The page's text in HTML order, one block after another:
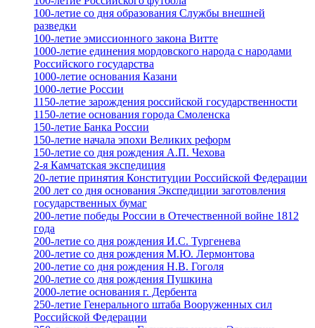
100-летие со дня образования Службы внешней
разведки
100-летие эмиссионного закона Витте
1000-летие единения мордовского народа с народами
Российского государства
1000-летие основания Казани
1000-летие России
1150-летие зарождения российской государственности
1150-летие основания города Смоленска
150-летие Банка России
150-летие начала эпохи Великих реформ
150-летие со дня рождения А.П. Чехова
2-я Камчатская экспедиция
20-летие принятия Конституции Российской Федерации
200 лет со дня основания Экспедиции заготовления
государственных бумаг
200-летие победы России в Отечественной войне 1812
года
200-летие со дня рождения И.С. Тургенева
200-летие со дня рождения М.Ю. Лермонтова
200-летие со дня рождения Н.В. Гоголя
200-летие со дня рождения Пушкина
2000-летие основания г. Дербента
250-летие Генерального штаба Вооруженных сил
Российской Федерации